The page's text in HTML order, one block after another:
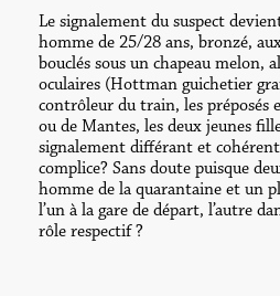
Le signalement du suspect
homme de 25/28 ans, bronzé,
bouclés sous un chapeau melon,
oculaires (Hottman guichetier
contrôleur du train, les préposés
ou de Mantes, les deux jeunes
signalement différant et
complice? Sans doute puisque
homme de la quarantaine et un
l’un à la gare de départ, l’autre
rôle respectif ?